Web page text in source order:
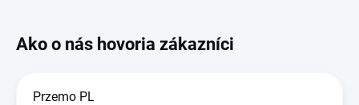
Przemo PL